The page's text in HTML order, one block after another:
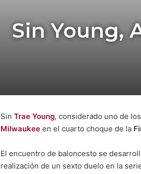
Sin Young,
Sin Trae Young, considerado uno de
Milwaukee en el cuarto choque de la
El encuentro de baloncesto se
realización de un sexto duelo en la